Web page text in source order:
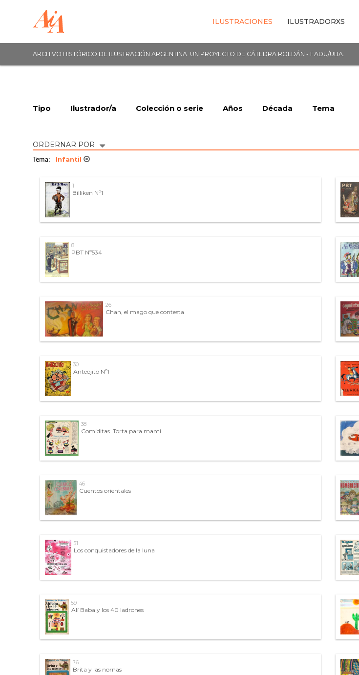
ILUSTRACIONES ILUSTRADORXS
ARCHIVO HISTÓRICO DE ILUSTRACIÓN ARGENTINA. UN PROYECTO DE CÁTEDRA ROLDÁN - FADU/UBA.
Tipo Ilustrador/a Colección o serie Años Década Tema
ORDERNAR POR
Tema: Infantil
1
Billiken Nº1
8
PBT Nº534
26
Chan, el mago que contesta
30
Anteojito Nº1
38
Comiditas. Torta para mami.
46
Cuentos orientales
51
Los conquistadores de la luna
59
Alí Baba y los 40 ladrones
76
Brita y las nornas